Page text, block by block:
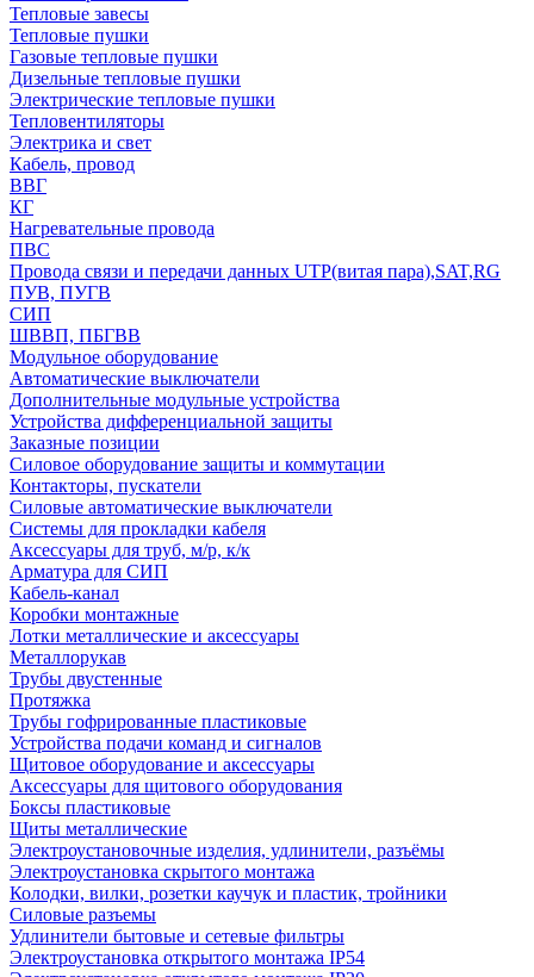
Тепловые завесы
Тепловые пушки
Газовые тепловые пушки
Дизельные тепловые пушки
Электрические тепловые пушки
Тепловентиляторы
Электрика и свет
Кабель, провод
ВВГ
КГ
Нагревательные провода
ПВС
Провода связи и передачи данных UTP(витая пара),SAT,RG
ПУВ, ПУГВ
СИП
ШВВП, ПБГВВ
Модульное оборудование
Автоматические выключатели
Дополнительные модульные устройства
Устройства дифференциальной защиты
Заказные позиции
Силовое оборудование защиты и коммутации
Контакторы, пускатели
Силовые автоматические выключатели
Системы для прокладки кабеля
Аксессуары для труб, м/р, к/к
Арматура для СИП
Кабель-канал
Коробки монтажные
Лотки металлические и аксессуары
Металлорукав
Трубы двустенные
Протяжка
Трубы гофрированные пластиковые
Устройства подачи команд и сигналов
Щитовое оборудование и аксессуары
Аксессуары для щитового оборудования
Боксы пластиковые
Щиты металлические
Электроустановочные изделия, удлинители, разъёмы
Электроустановка скрытого монтажа
Колодки, вилки, розетки каучук и пластик, тройники
Силовые разъемы
Удлинители бытовые и сетевые фильтры
Электроустановка открытого монтажа IP54